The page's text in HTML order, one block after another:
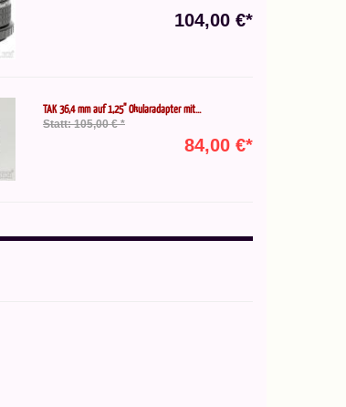
104,00 €*
TAK 36,4 mm auf 1,25" Okularadapter mit...
Statt: 105,00 € *
84,00 €*